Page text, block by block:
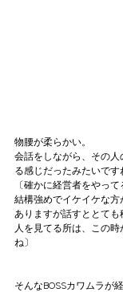
物腰が柔らかい。
会話をしながら、その
る感じだったみたいで
〔確かに経営者をやっ
結構強めでイケイケな
ありますが話すととて
人を見てる所は、この
ね〕
そんなBOSSカワムラが